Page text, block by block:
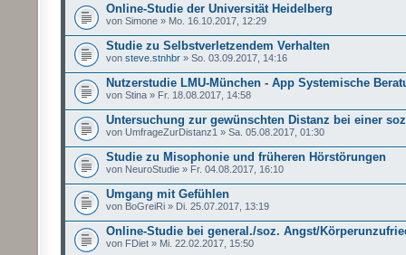
Online-Studie der Universität Heidelberg
von Simone » Mo. 16.10.2017, 12:29
Studie zu Selbstverletzendem Verhalten
von steve.stnhbr » So. 03.09.2017, 14:16
Nutzerstudie LMU-München - App Systemische
von Stina » Fr. 18.08.2017, 14:58
Untersuchung zur gewünschten Distanz bei einer
von UmfrageZurDistanz1 » Sa. 05.08.2017, 01:30
Studie zu Misophonie und früheren Hörstörungen
von NeuroStudie » Fr. 04.08.2017, 16:10
Umgang mit Gefühlen
von BoGreiRi » Di. 25.07.2017, 13:19
Online-Studie bei general./soz. Angst/
von FDiet » Mi. 22.02.2017, 15:50